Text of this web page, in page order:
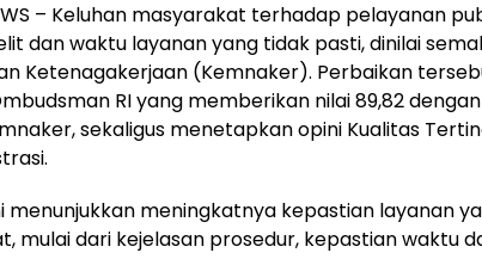
– Keluhan masyarakat terhadap pelayanan
dan waktu layanan yang tidak pasti, dinilai
Ketenagakerjaan (Kemnaker). Perbaikan
RI yang memberikan nilai 89,82
sekaligus menetapkan opini Kualitas
menunjukkan meningkatnya kepastian layanan
mulai dari kejelasan prosedur, kepastian waktu